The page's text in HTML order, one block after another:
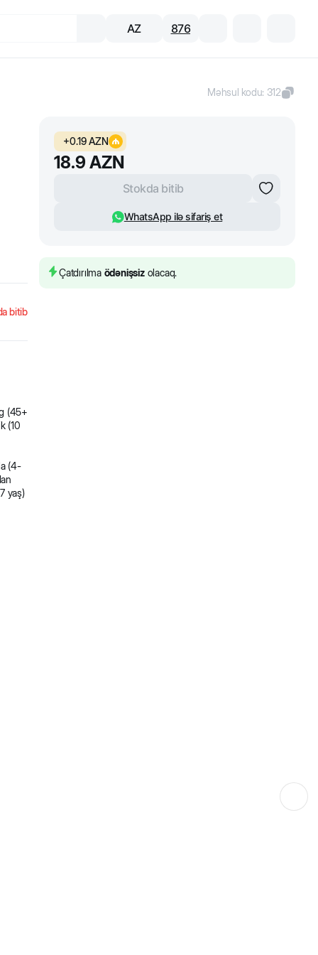
AZ 876
Məhsul kodu: 312
bitib
(45+
(10
(4-
yaş)
+0.19AZN
18.9 AZN
Stokda bitib
WhatsApp ilə sifariş et
Çatdırılma ödənişsizolacaq.